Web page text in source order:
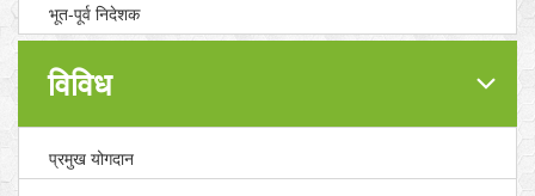
भूत-पूर्व निदेशक
विविध
प्रमुख योगदान